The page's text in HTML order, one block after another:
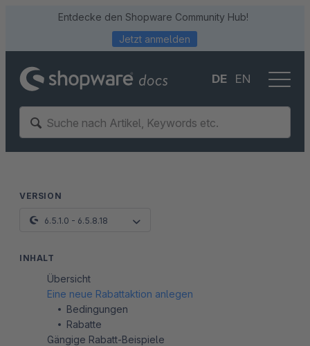
Entdecke den Shopware Community Hub!
Jetzt anmelden
DE EN
VERSION
6.5.1.0 - 6.5.8.18
INHALT
Übersicht
Eine neue Rabattaktion anlegen
Bedingungen
Rabatte
Gängige Rabatt-Beispiele